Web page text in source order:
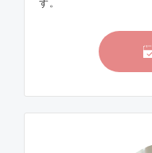
す。